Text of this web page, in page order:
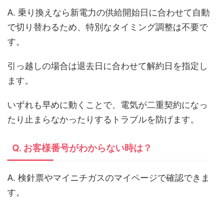
A. 乗り換えなら新電力の供給開始日に合わせて自動
で切り替わるため、特別なタイミング調整は不要で
す。
引っ越しの場合は退去日に合わせて解約日を指定し
ます。
いずれも早めに動くことで、電気が二重契約になっ
たり止まらなかったりするトラブルを防げます。
Q. お客様番号がわからない時は？
A. 検針票やマイニチガスのマイページで確認できま
す。